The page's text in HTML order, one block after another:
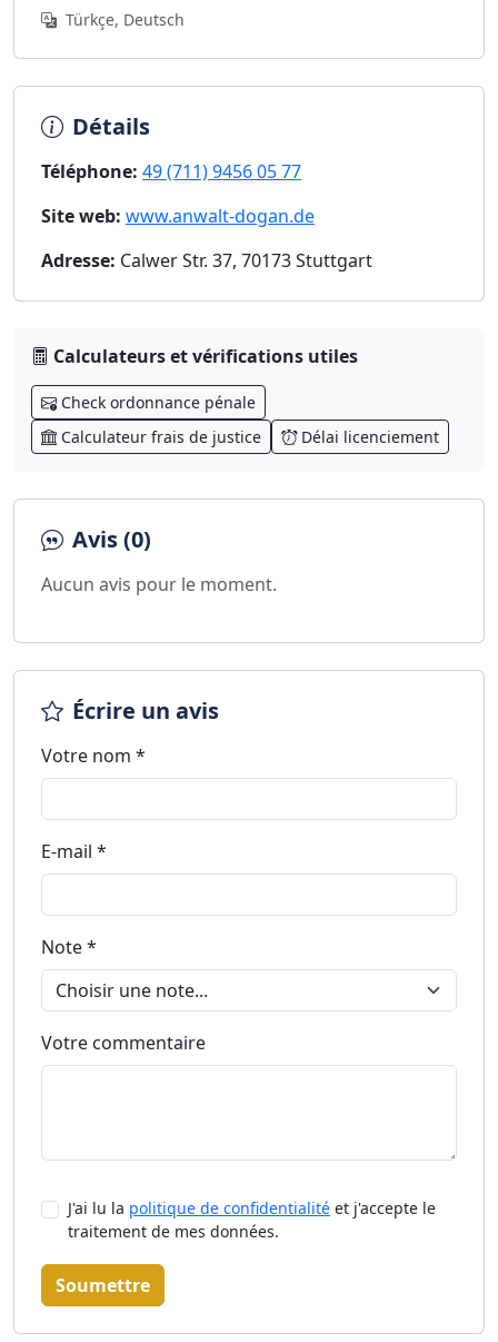
Türkçe, Deutsch
Détails
Téléphone: 49 (711) 9456 05 77
Site web: www.anwalt-dogan.de
Adresse: Calwer Str. 37, 70173 Stuttgart
Calculateurs et vérifications utiles
Check ordonnance pénale
Calculateur frais de justice
Délai licenciement
Avis (0)
Aucun avis pour le moment.
Écrire un avis
Votre nom *
E-mail *
Note *
Votre commentaire
J'ai lu la politique de confidentialité et j'accepte le
traitement de mes données.
Soumettre